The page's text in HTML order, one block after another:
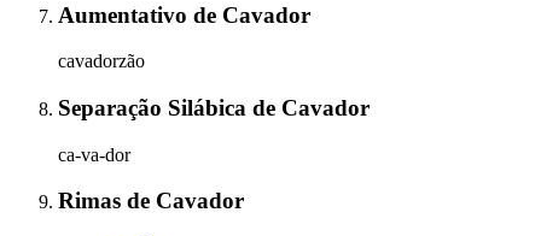
Aumentativo de Cavador
cavadorzão
Separação Silábica de Cavador
ca-va-dor
Rimas de Cavador